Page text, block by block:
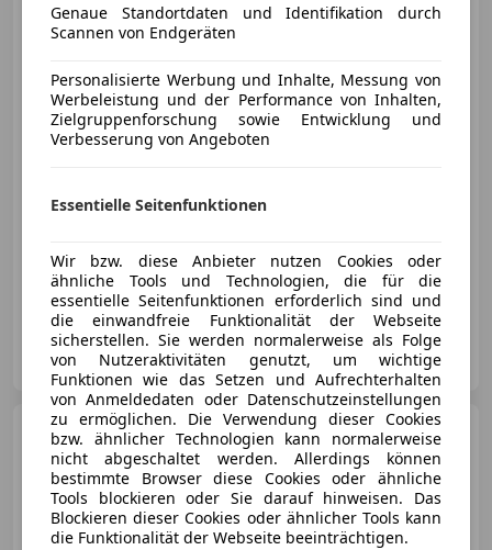
Xpeng G6Long Range RWD
€ 46 790
- (Erstzulassung) 0 km Elektro 218 kW (296 PS)
4you Store GmbH
AT-4840 Vöcklabruck
Xpeng G9 Long Performance
AWD
Genaue Standortdaten und Identifikation durch
Scannen von Endgeräten
Personalisierte Werbung und Inhalte, Messung von
Werbeleistung und der Performance von Inhalten,
Zielgruppenforschung sowie Entwicklung und
Verbesserung von Angeboten
Essentielle Seitenfunktionen
Wir bzw. diese Anbieter nutzen Cookies oder
ähnliche Tools und Technologien, die für die
essentielle Seitenfunktionen erforderlich sind und
die einwandfreie Funktionalität der Webseite
sicherstellen. Sie werden normalerweise als Folge
von Nutzeraktivitäten genutzt, um wichtige
Funktionen wie das Setzen und Aufrechterhalten
von Anmeldedaten oder Datenschutzeinstellungen
zu ermöglichen. Die Verwendung dieser Cookies
bzw. ähnlicher Technologien kann normalerweise
nicht abgeschaltet werden. Allerdings können
bestimmte Browser diese Cookies oder ähnliche
Tools blockieren oder Sie darauf hinweisen. Das
Blockieren dieser Cookies oder ähnlicher Tools kann
die Funktionalität der Webseite beeinträchtigen.